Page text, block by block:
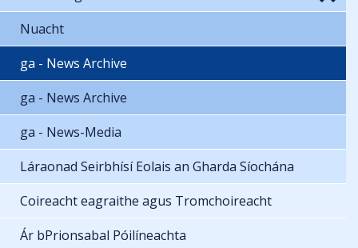
Nuacht
ga - News Archive
ga - News Archive
ga - News-Media
Láraonad Seirbhísí Eolais an Gharda Síochána
Coireacht eagraithe agus Tromchoireacht
Ár bPrionsabal Póilíneachta